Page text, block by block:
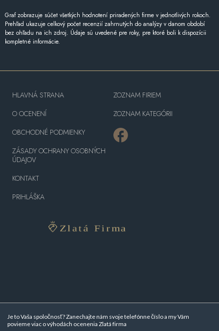
Graf zobrazuje súčet všetkých hodnotení priradených firme v jednotlivých rokoch.
Prehľad ukazuje celkový počet recenzií zahrnutých do analýzy v danom období
bez ohľadu na ich zdroj. Údaje sú uvedené pre roky, pre ktoré boli k dispozícii
kompletné informácie.
Je to Vaša spoločnosť? Zanechajte nám svoje telefónne číslo a my Vám
povieme viac ovýhodách ocenenia Zlatá firma
HLAVNÁ STRANA
O OCENENÍ
OBCHODNÉ PODMIENKY
ZÁSADY OCHRANY OSOBNÝCH
ÚDAJOV
KONTAKT
PRIHLÁŠKA
ZOZNAM FIRIEM
ZOZNAM KATEGÓRII